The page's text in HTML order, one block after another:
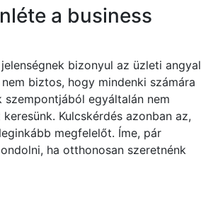
a business
bizonyul az üzleti angyal
biztos, hogy mindenki számára
egyáltalán nem
Kulcskérdés azonban az,
megfelelőt. Íme, pár
ha otthonosan szeretnénk